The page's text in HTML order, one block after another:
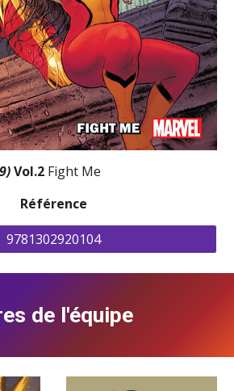
Vol.2 Fight Me
Référence
9781302920104
de l'équipe